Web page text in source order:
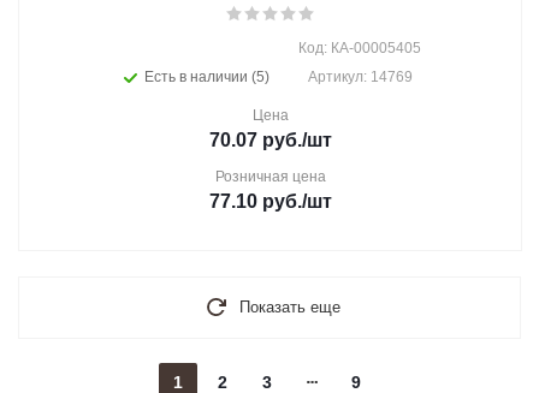
Есть в наличии (5)
Код: КА-00005405
Артикул: 14769
Цена
70.07 руб./шт
Розничная цена
77.10 руб./шт
Показать еще
1 2 3 9